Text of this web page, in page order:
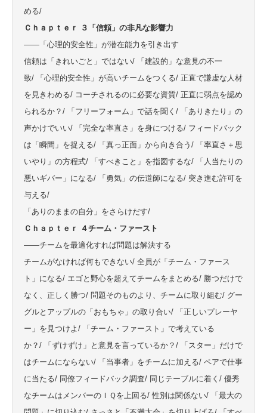
める/
Ｃｈａｐｔｅｒ ３「信頼」の非凡な影響力
——「心理的安全性」が潜在能力を引き出す
信頼は「きれいごと」ではない/ 「建設的」な意見の不一
致/ 「心理的安全性」が高いチームをつくる/ 正直で謙虚な人材
を見きわめる/ コーチされるのに必要な資質/ 正直に弱点を認め
られるか？/ 「フリーフォーム」で話を聞く/ 「ありきたり」の
声かけでいい/ 「完全な率直さ」を身につける/ フィードバック
は「瞬間」を捉える/ 「真っ正面」から向き合う/ 「率直さ＋思
いやり」の方程式/ 「すべきこと」を指図するな/ 「人当たりの
悪いギバー」になる/ 「勇気」の伝道師になる/ 突き進む許可を
与える/
「ありのままの自分」をさらけだす/
Ｃｈａｐｔｅｒ ４チーム・ファースト
——チームを最適化すれば問題は解決する
チームがなければ何もできない/ 全員が「チーム・ファース
ト」になる/ エゴと野心を超えてチームをまとめる/ 勝つだけで
なく、正しく勝つ/ 問題そのものより、チームに取り組む/ グー
グルとアップルの「おもちゃ」の取り合い/ 「正しいプレーヤ
ー」を見つけよ/ 「チーム・ファースト」で考えている
か？/ 「ずけずけ」と意見を言っているか？/ 「スター」だけで
はチームにならない/ 「当事者」をチームに加える/ ペアで仕事
に当たる/ 同僚フィードバック調査/ 同じテーブルに着く/ 優秀
なチームはメンバーのＩＱを上回る/ 性別は関係ない/ 「最大の